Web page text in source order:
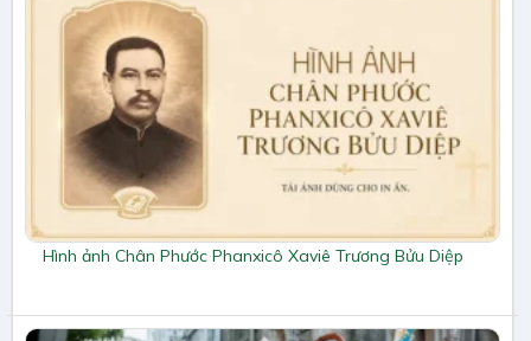
Hình ảnh Chân Phước Phanxicô Xaviê Trương Bửu Diệp